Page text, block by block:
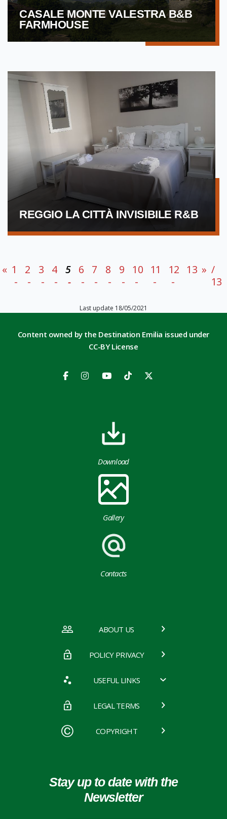
CASALE MONTE VALESTRA B&B
FARMHOUSE
REGGIO LA CITTÀ INVISIBILE R&B
« 1 2 3 4 5 6 7 8 9 10 11 12 13 » /
13
Last update 18/05/2021
Content owned by the Destination Emilia issued under
CC-BY License
Download
Gallery
Contacts
ABOUT US
POLICY PRIVACY
USEFUL LINKS
LEGAL TERMS
COPYRIGHT
Stay up to date with the
Newsletter